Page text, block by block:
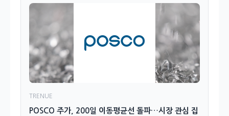
TRENUE
POSCO 주가, 200일 이동평균선 돌파…시장 관심 집